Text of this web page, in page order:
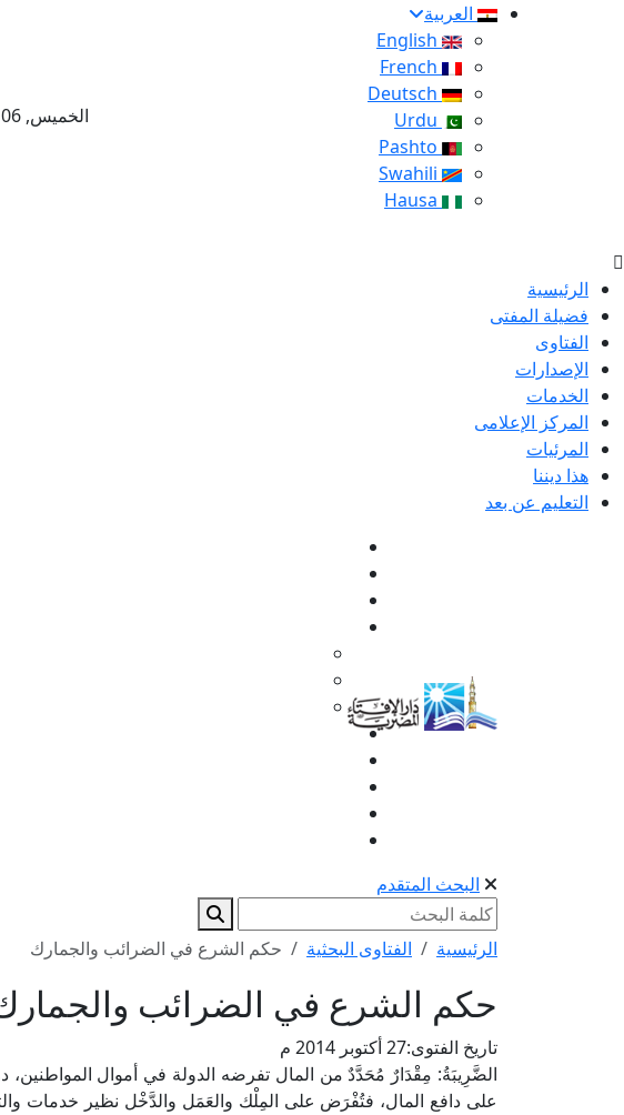
العربية
الخميس, 06 أغسطس 2026 – 23 صفر 1448 هـ
الرئيسية
فضيلة المفتى
الفتاوى
الإصدارات
الخدمات
المركز الإعلامى
المرئيات
هذا ديننا
التعليم عن بعد
البحث المتقدم
الرئيسية الفتاوى البحثية حكم الشرع في الضرائب والجمارك
حكم الشرع في الضرائب
تاريخ الفتوى:27 أكتوبر 2014 م
الضَّرِيبَةُ: مِقْدَارٌ مُحَدَّدٌ من المال تفرضه الدولة في أموال
على دافع المال، فتُفْرَض على المِلْك والعَمَل والدَّخْل نظير خدمات